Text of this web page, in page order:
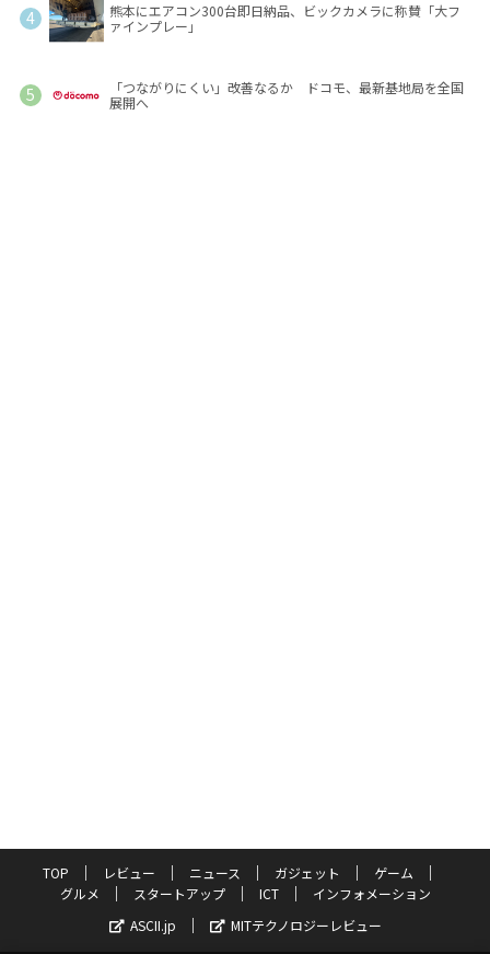
熊本にエアコン300台即日納品、ビックカメラに称賛「大フ
ァインプレー」
「つながりにくい」改善なるか ドコモ、最新基地局を全国
展開へ
TOP レビュー ニュース ガジェット
ゲーム
グルメ
スタートアップ ICT
インフォメーション
ASCII.jp
MITテクノロジーレビュー